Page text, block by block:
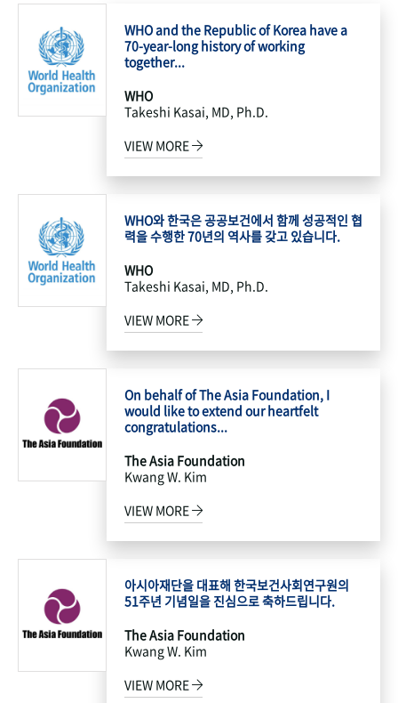
WHO and the Republic of Korea have a
70-year-long history of working
together...
WHO
Takeshi Kasai, MD, Ph.D.
VIEW MORE
WHO와 한국은 공공보건에서 함께 성공적인 협
력을 수행한 70년의 역사를 갖고 있습니다.
WHO
Takeshi Kasai, MD, Ph.D.
VIEW MORE
On behalf of The Asia Foundation, I
would like to extend our heartfelt
congratulations...
The Asia Foundation
Kwang W. Kim
VIEW MORE
아시아재단을 대표해 한국보건사회연구원의
51주년 기념일을 진심으로 축하드립니다.
The Asia Foundation
Kwang W. Kim
VIEW MORE